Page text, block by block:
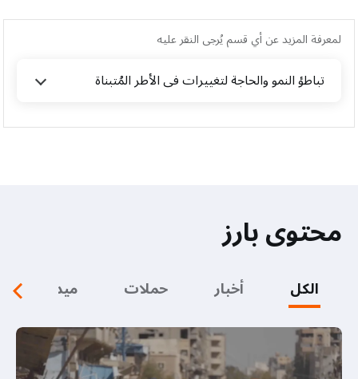
لمعرفة المزيد عن أي قسم يُرجى النقر عليه
تباطؤ النمو والحاجة لتغييرات في الأطر المُتبناة
محتوى بارز
الكل أخبار حملات ميديا